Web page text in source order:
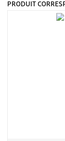
PRODUIT